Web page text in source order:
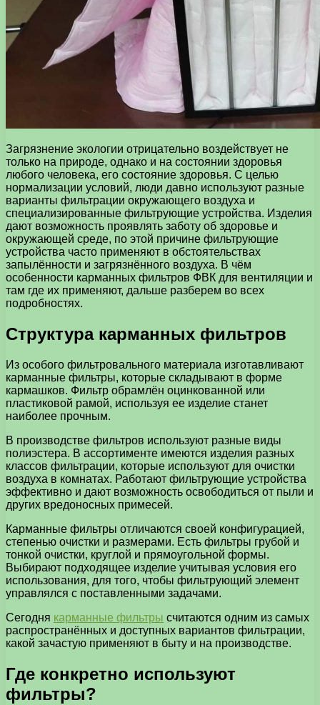
Загрязнение экологии отрицательно воздействует не
только на природе, однако и на состоянии здоровья
любого человека, его состояние здоровья. С целью
нормализации условий, люди давно используют разные
варианты фильтрации окружающего воздуха и
специализированные фильтрующие устройства. Изделия
дают возможность проявлять заботу об здоровье и
окружающей среде, по этой причине фильтрующие
устройства часто применяют в обстоятельствах
запылённости и загрязнённого воздуха. В чём
особенности карманных фильтров ФВК для вентиляции и
там где их применяют, дальше разберем во всех
подробностях.
Структура карманных фильтров
Из особого фильтровального материала изготавливают
карманные фильтры, которые складывают в форме
кармашков. Фильтр обрамлён оцинкованной или
пластиковой рамой, используя ее изделие станет
наиболее прочным.
В производстве фильтров используют разные виды
полиэстера. В ассортименте имеются изделия разных
классов фильтрации, которые используют для очистки
воздуха в комнатах. Работают фильтрующие устройства
эффективно и дают возможность освободиться от пыли и
других вредоносных примесей.
Карманные фильтры отличаются своей конфигурацией,
степенью очистки и размерами. Есть фильтры грубой и
тонкой очистки, круглой и прямоугольной формы.
Выбирают подходящее изделие учитывая условия его
использования, для того, чтобы фильтрующий элемент
управлялся с поставленными задачами.
Сегодня карманные фильтры считаются одним из самых
распространённых и доступных вариантов фильтрации,
какой зачастую применяют в быту и на производстве.
Где конкретно используют
фильтры?